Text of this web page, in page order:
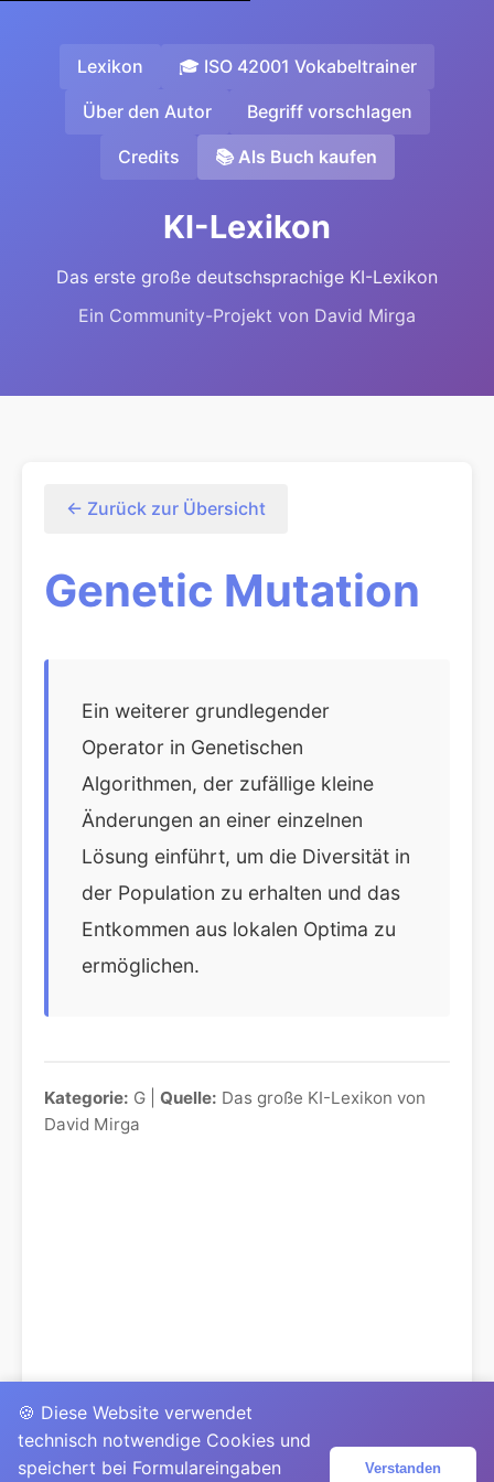
Lexikon 🎓 ISO 42001 Vokabeltrainer
Über den Autor Begriff vorschlagen
Credits 📚 Als Buch kaufen
KI-Lexikon
Das erste große deutschsprachige KI-Lexikon
Ein Community-Projekt von David Mirga
← Zurück zur Übersicht
Genetic Mutation
Ein weiterer grundlegender
Operator in Genetischen
Algorithmen, der zufällige kleine
Änderungen an einer einzelnen
Lösung einführt, um die Diversität in
der Population zu erhalten und das
Entkommen aus lokalen Optima zu
ermöglichen.
Kategorie: G | Quelle: Das große KI-Lexikon von
David Mirga
🍪 Diese Website verwendet
technisch notwendige Cookies und
speichert bei Formulareingaben
Verstanden